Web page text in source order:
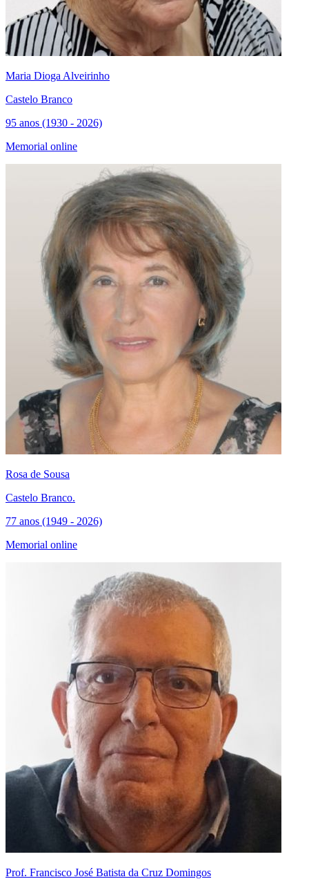
Maria Dioga Alveirinho
Castelo Branco
95 anos (1930 - 2026)
Memorial online
Rosa de Sousa
Castelo Branco.
77 anos (1949 - 2026)
Memorial online
Prof. Francisco José Batista da Cruz Domingos